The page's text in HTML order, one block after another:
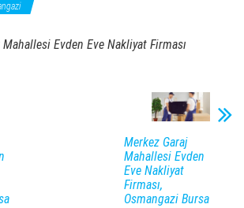
Mahallesi Evden Eve Nakliyat Firması
Merkez Garaj
Mahallesi Evden
Eve Nakliyat
Firması,
Osmangazi Bursa